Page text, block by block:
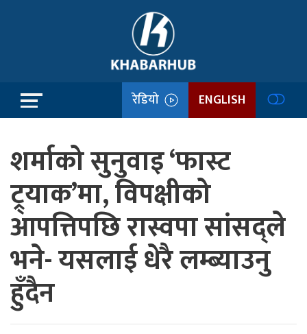
रेडियो ENGLISH
शर्माको सुनुवाइ ‘फास्ट
ट्र्याक’मा, विपक्षीको
आपत्तिपछि रास्वपा सांसद्ले
भने- यसलाई धेरै लम्ब्याउनु
हुँदैन